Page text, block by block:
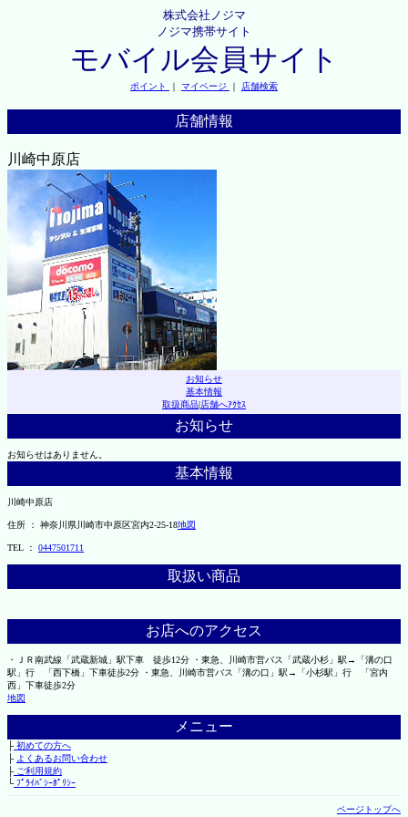
株式会社ノジマ
ノジマ携帯サイト
モバイル会員サイト
ポイント ｜ マイページ ｜ 店舗検索
店舗情報
川崎中原店
お知らせ
基本情報
取扱商品|店舗へｱｸｾｽ
お知らせ
お知らせはありません。
基本情報
川崎中原店
住所 ： 神奈川県川崎市中原区宮内2-25-18地図
TEL ： 0447501711
取扱い商品
お店へのアクセス
・ＪＲ南武線「武蔵新城」駅下車 徒歩12分 ・東急、川崎市営バス「武蔵小杉」駅→「溝の口
駅」行 「西下橋」下車徒歩2分 ・東急、川崎市営バス「溝の口」駅→「小杉駅」行 「宮内
西」下車徒歩2分
地図
メニュー
├初めての方へ
├ よくあるお問い合わせ
├ご利用規約
└ﾌﾟﾗｲﾊﾞｼｰﾎﾟﾘｼｰ
ページトップへ